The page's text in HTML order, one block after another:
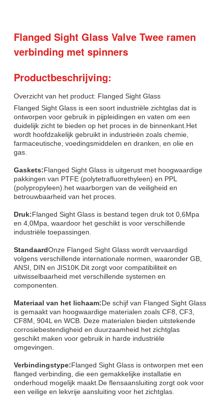
Flanged Sight Glass Valve Twee ramen
verbinding met spinners
Productbeschrijving:
Overzicht van het product: Flanged Sight Glass
Flanged Sight Glass is een soort industriële zichtglas dat is
ontworpen voor gebruik in pijpleidingen en vaten om een
duidelijk zicht te bieden op het proces in de binnenkant.Het
wordt hoofdzakelijk gebruikt in industrieën zoals chemie,
farmaceutische, voedingsmiddelen en dranken, en olie en
gas.
Gaskets:Flanged Sight Glass is uitgerust met hoogwaardige
pakkingen van PTFE (polytetrafluorethyleen) en PPL
(polypropyleen).het waarborgen van de veiligheid en
betrouwbaarheid van het proces.
Druk:Flanged Sight Glass is bestand tegen druk tot 0,6Mpa
en 4,0Mpa, waardoor het geschikt is voor verschillende
industriële toepassingen.
StandaardOnze Flanged Sight Glass wordt vervaardigd
volgens verschillende internationale normen, waaronder GB,
ANSI, DIN en JIS10K.Dit zorgt voor compatibiliteit en
uitwisselbaarheid met verschillende systemen en
componenten.
Materiaal van het lichaam:De schijf van Flanged Sight Glass
is gemaakt van hoogwaardige materialen zoals CF8, CF3,
CF8M, 904L en WCB. Deze materialen bieden uitstekende
corrosiebestendigheid en duurzaamheid.het zichtglas
geschikt maken voor gebruik in harde industriële
omgevingen.
Verbindingstype:Flanged Sight Glass is ontworpen met een
flanged verbinding, die een gemakkelijke installatie en
onderhoud mogelijk maakt.De flensaansluiting zorgt ook voor
een veilige en lekvrije aansluiting voor het zichtglas.